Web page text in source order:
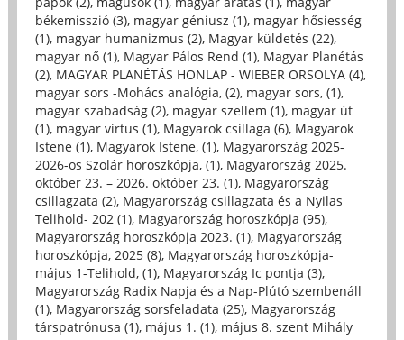
békemisszió (3), magyar géniusz (1), magyar hősiesség
(1), magyar humanizmus (2), Magyar küldetés (22),
magyar nő (1), Magyar Pálos Rend (1), Magyar Planétás
(2), MAGYAR PLANÉTÁS HONLAP - WIEBER ORSOLYA (4),
magyar sors -Mohács analógia, (2), magyar sors, (1),
magyar szabadság (2), magyar szellem (1), magyar út
(1), magyar virtus (1), Magyarok csillaga (6), Magyarok
Istene (1), Magyarok Istene, (1), Magyarország 2025-
2026-os Szolár horoszkópja, (1), Magyarország 2025.
október 23. – 2026. október 23. (1), Magyarország
csillagzata (2), Magyarország csillagzata és a Nyilas
Telihold- 202 (1), Magyarország horoszkópja (95),
Magyarország horoszkópja 2023. (1), Magyarország
horoszkópja, 2025 (8), Magyarország horoszkópja-
május 1-Telihold, (1), Magyarország Ic pontja (3),
Magyarország Radix Napja és a Nap-Plútó szembenáll
(1), Magyarország sorsfeladata (25), Magyarország
társpatrónusa (1), május 1. (1), május 8. szent Mihály